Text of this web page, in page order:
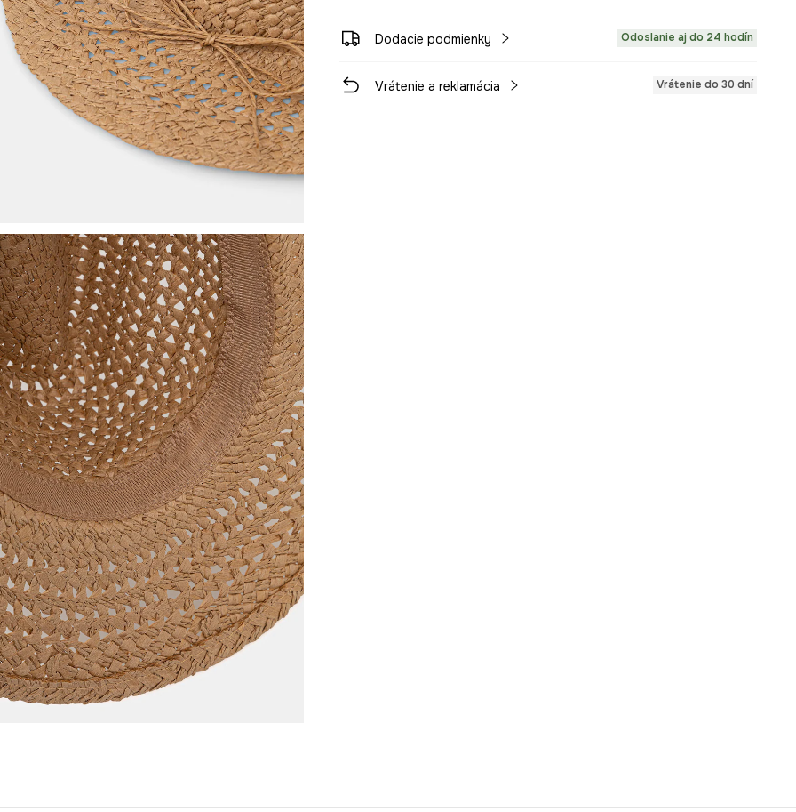
Dodacie podmienky Odoslanie aj do 24 hodín
Vrátenie a reklamácia Vrátenie do 30 dní